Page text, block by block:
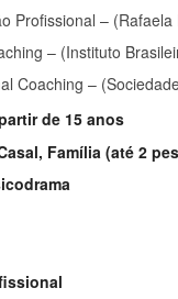
Profissional –
– (Instituto
Coaching –
de 15 anos
Família (até 2